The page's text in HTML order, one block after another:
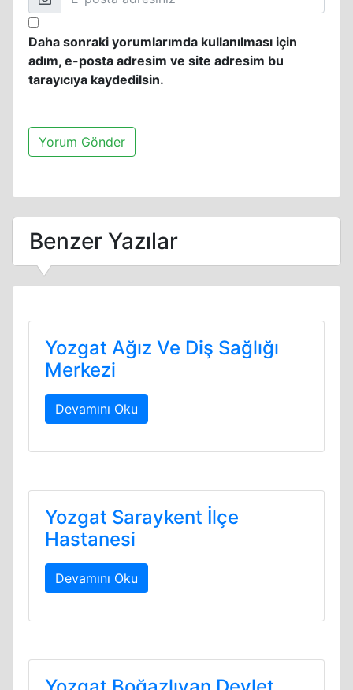
Daha sonraki yorumlarımda kullanılması için
adım, e-posta adresim ve site adresim bu
tarayıcıya kaydedilsin.
Benzer Yazılar
Yozgat Ağız Ve Diş Sağlığı
Merkezi
Devamını Oku
Yozgat Saraykent İlçe
Hastanesi
Devamını Oku